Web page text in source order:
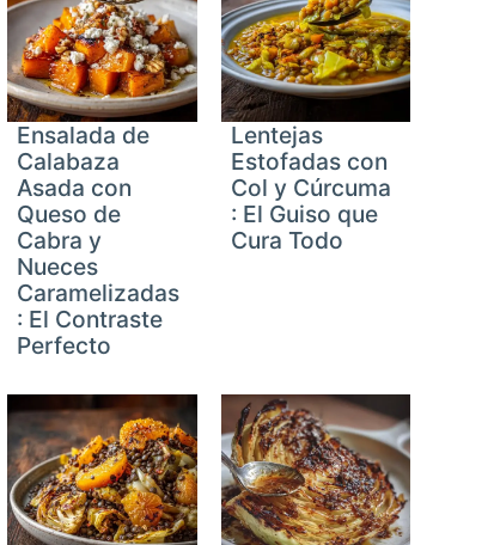
Ensalada de
Calabaza
Asada con
Queso de
Cabra y
Nueces
Caramelizadas
: El Contraste
Perfecto
Lentejas
Estofadas con
Col y Cúrcuma
: El Guiso que
Cura Todo